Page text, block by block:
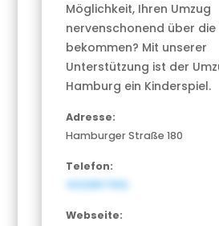
Möglichkeit, Ihren Umzug
nervenschonend über die
bekommen? Mit unserer
Unterstützung ist der
Hamburg ein Kinderspiel.
Adresse:
Hamburger Straße 180
Telefon:
4022857992
Webseite: